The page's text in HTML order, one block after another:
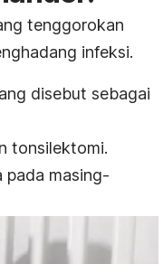
tenggorokan
infeksi.
disebut sebagai
tonsilektomi.
pada masing-